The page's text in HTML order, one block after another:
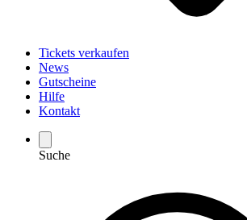
Tickets verkaufen
News
Gutscheine
Hilfe
Kontakt
Suche